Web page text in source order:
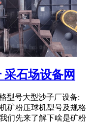
石场设备网
型号大型沙子厂设备:
矿粉压球机型号及规格
们先来了解下啥是矿粉